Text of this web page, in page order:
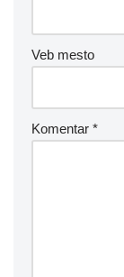
Veb mesto
Komentar *